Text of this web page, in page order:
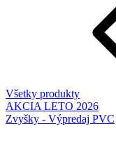
Všetky produkty
AKCIA LETO 2026
Zvyšky - Výpredaj PVC